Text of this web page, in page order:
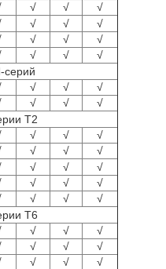
√ √
√
√ √
√
√ √
√
√ √
√
серий
√ √
√
√ √
√
Т2
√ √
√
√ √
√
√ √
√
√ √
√
√ √
√
Т6
√ √
√
√ √
√
√ √
√